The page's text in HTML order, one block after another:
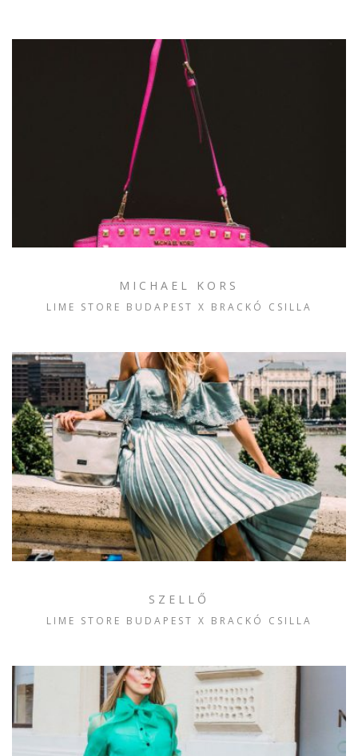
MICHAEL KORS
LIME STORE BUDAPEST X BRACKÓ CSILLA
SZELLŐ
LIME STORE BUDAPEST X BRACKÓ CSILLA